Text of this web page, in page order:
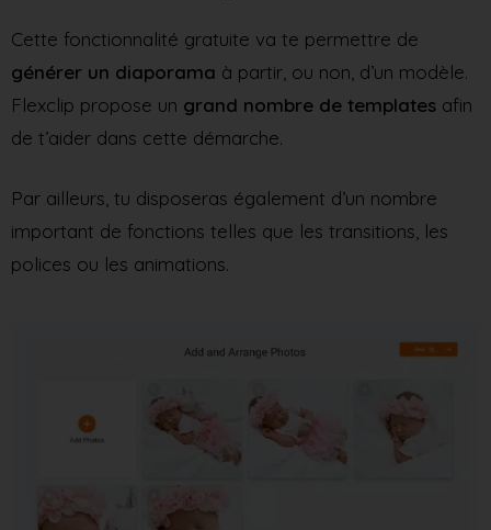
Cette fonctionnalité gratuite va te permettre de
générer un diaporama à partir, ou non, d’un modèle.
Flexclip propose un grand nombre de templates afin
de t’aider dans cette démarche.
Par ailleurs, tu disposeras également d’un nombre
important de fonctions telles que les transitions, les
polices ou les animations.